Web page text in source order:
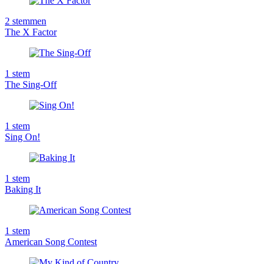
2 stemmen
The X Factor
1 stem
The Sing-Off
1 stem
Sing On!
1 stem
Baking It
1 stem
American Song Contest